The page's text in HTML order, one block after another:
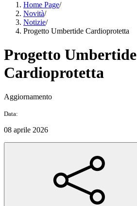
Home Page/
Novità/
Notizie/
Progetto Umbertide Cardioprotetta
Progetto Umbertide
Cardioprotetta
Aggiornamento
Data:
08 aprile 2026